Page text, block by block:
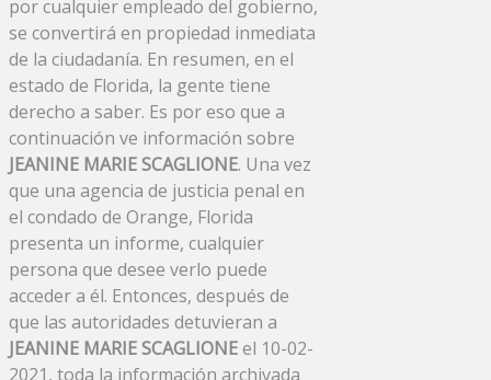
por cualquier empleado del gobierno,
se convertirá en propiedad inmediata
de la ciudadanía. En resumen, en el
estado de Florida, la gente tiene
derecho a saber. Es por eso que a
continuación ve información sobre
JEANINE MARIE SCAGLIONE. Una vez
que una agencia de justicia penal en
el condado de Orange, Florida
presenta un informe, cualquier
persona que desee verlo puede
acceder a él. Entonces, después de
que las autoridades detuvieran a
JEANINE MARIE SCAGLIONEel 10-02-
2021, toda la información archivada